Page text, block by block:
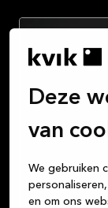
Deze
van
We gebruiken
en om ons